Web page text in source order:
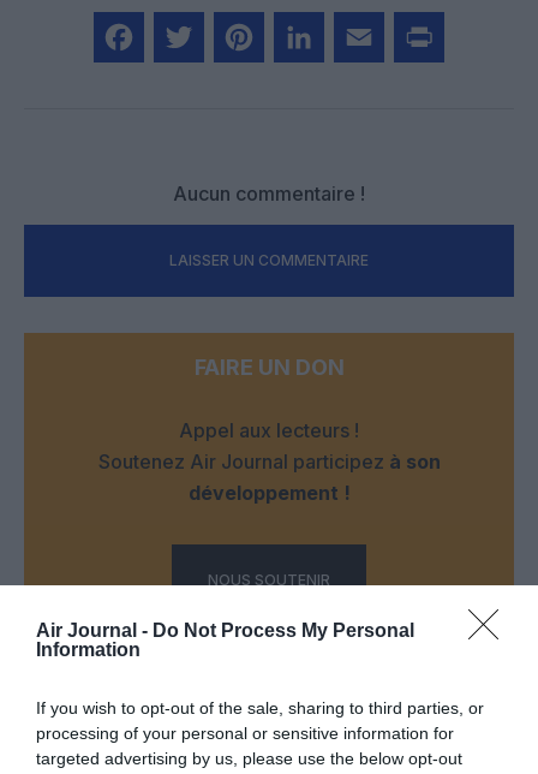
Air Journal - Do Not Process My Personal
Information
If you wish to opt-out of the sale, sharing to third parties, or
processing of your personal or sensitive information for
targeted advertising by us, please use the below opt-out
Aucun commentaire !
LAISSER UN COMMENTAIRE
FAIRE UN DON
Appel aux lecteurs !
Soutenez Air Journal participez à son
développement !
NOUS SOUTENIR